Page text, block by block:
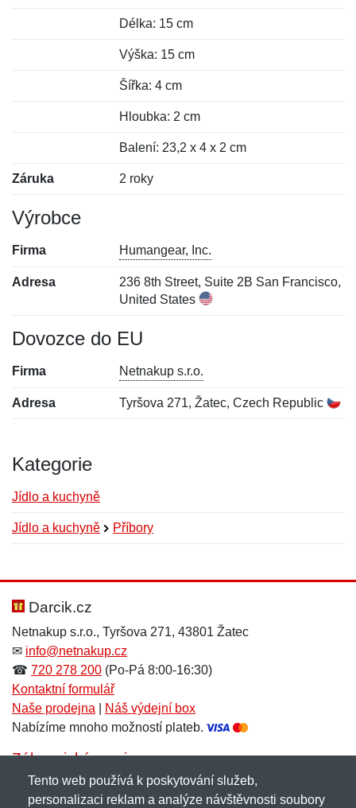
Délka: 15 cm
Výška: 15 cm
Šířka: 4 cm
Hloubka: 2 cm
Balení: 23,2 x 4 x 2 cm
Záruka 2 roky
Výrobce
Firma Humangear, Inc.
Adresa
236 8th Street, Suite 2B San Francisco,
United States
Dovozce do EU
Firma Netnakup s.r.o.
Adresa Tyršova 271, Žatec, Czech Republic
Kategorie
Jídlo a kuchyně
Jídlo a kuchyně Příbory
Hodnocení:
Jméno: *
Jméno:
E-mail:*
Darcik.cz
Netnakup s.r.o., Tyršova 271, 43801 Žatec
✉ info@netnakup.cz
☎ 720 278 200 (Po-Pá 8:00-16:30)
Kontaktní formulář
Naše prodejna
Náš výdejní box
Nabízíme mnoho možností plateb.
Zákaznický servis
Novinky emailem
Tento web používá k poskytování služeb,
personalizaci reklam a analýze návštěvnosti soubory